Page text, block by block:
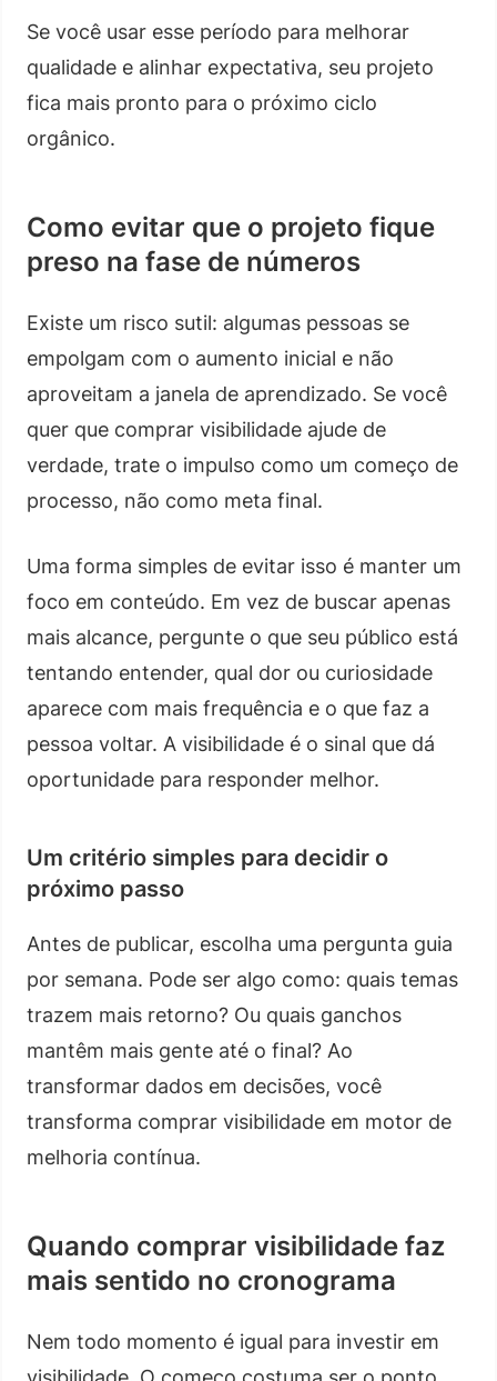
Se você usar esse período para melhorar
qualidade e alinhar expectativa, seu projeto
fica mais pronto para o próximo ciclo
orgânico.
Como evitar que o projeto fique
preso na fase de números
Existe um risco sutil: algumas pessoas se
empolgam com o aumento inicial e não
aproveitam a janela de aprendizado. Se você
quer que comprar visibilidade ajude de
verdade, trate o impulso como um começo de
processo, não como meta final.
Uma forma simples de evitar isso é manter um
foco em conteúdo. Em vez de buscar apenas
mais alcance, pergunte o que seu público está
tentando entender, qual dor ou curiosidade
aparece com mais frequência e o que faz a
pessoa voltar. A visibilidade é o sinal que dá
oportunidade para responder melhor.
Um critério simples para decidir o
próximo passo
Antes de publicar, escolha uma pergunta guia
por semana. Pode ser algo como: quais temas
trazem mais retorno? Ou quais ganchos
mantêm mais gente até o final? Ao
transformar dados em decisões, você
transforma comprar visibilidade em motor de
melhoria contínua.
Quando comprar visibilidade faz
mais sentido no cronograma
Nem todo momento é igual para investir em